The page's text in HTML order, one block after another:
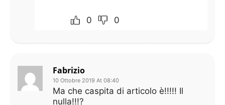
0 0
Fabrizio
10 Ottobre 2019 At 08:40
Ma che caspita di articolo è!!!!! Il
nulla!!!?